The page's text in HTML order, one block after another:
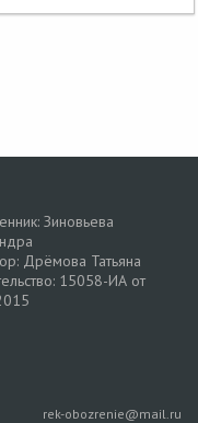
Зиновьева
Дрёмова Татьяна
15058-ИА от
rek-obozrenie@mail.ru